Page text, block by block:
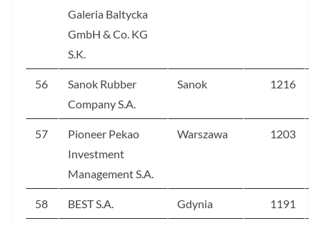
Galeria Baltycka
GmbH & Co. KG
S.K.
56
Sanok Rubber
Company S.A.
Sanok 1216
57
Pioneer Pekao
Investment
Management S.A.
Warszawa 1203
58 BEST S.A. Gdynia 1191